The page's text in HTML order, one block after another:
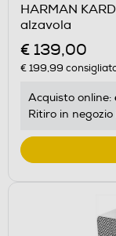
HARMAN
alzavola
€ 139,00
€ 199,99
Acquisto online:
Ritiro in